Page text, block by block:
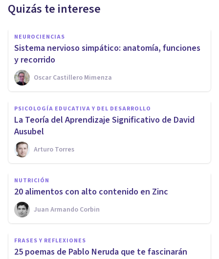
Quizás te interese
NEUROCIENCIAS
Sistema nervioso simpático: anatomía, funciones
y recorrido
Oscar Castillero Mimenza
PSICOLOGÍA EDUCATIVA Y DEL DESARROLLO
La Teoría del Aprendizaje Significativo de David
Ausubel
Arturo Torres
NUTRICIÓN
​20 alimentos con alto contenido en Zinc
Juan Armando Corbin
FRASES Y REFLEXIONES
25 poemas de Pablo Neruda que te fascinarán